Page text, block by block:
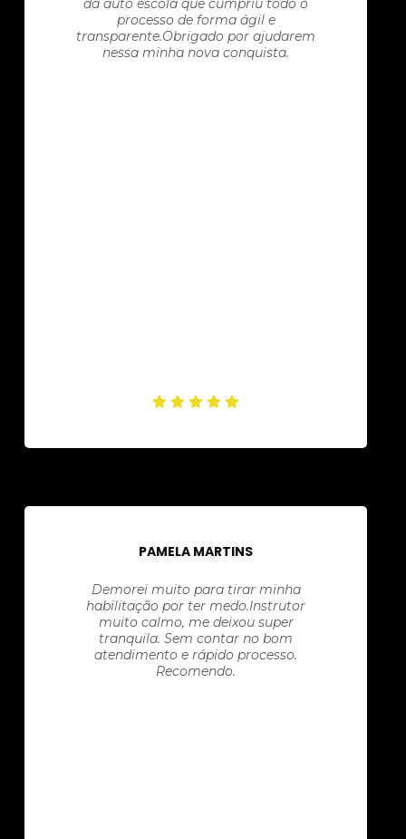
da auto escola que cumpriu todo o
processo de forma ágil e
transparente.Obrigado por ajudarem
nessa minha nova conquista.
PAMELA MARTINS
Demorei muito para tirar minha
habilitação por ter medo.Instrutor
muito calmo, me deixou super
tranquila. Sem contar no bom
atendimento e rápido processo.
Recomendo.